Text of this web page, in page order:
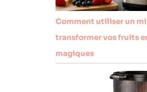
Comment utiliser un
transformer vos fruits
magiques